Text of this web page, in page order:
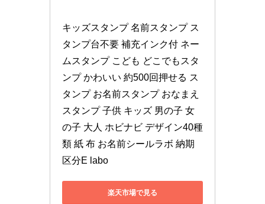
キッズスタンプ 名前スタンプ ス
タンプ台不要 補充インク付 ネー
ムスタンプ こども どこでもスタ
ンプ かわいい 約500回押せる ス
タンプ お名前スタンプ おなまえ
スタンプ 子供 キッズ 男の子 女
の子 大人 ホビナビ デザイン40種
類 紙 布 お名前シールラボ 納期
区分E labo
楽天市場で見る